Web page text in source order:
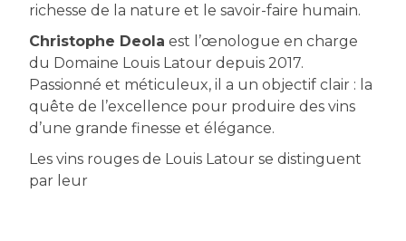
richesse de la nature et le savoir-faire humain.
Christophe Deola est l’œnologue en charge
du Domaine Louis Latour depuis 2017.
Passionné et méticuleux, il a un objectif clair : la
quête de l’excellence pour produire des vins
d’une grande finesse et élégance.
Les vins rouges de Louis Latour se distinguent
par leur